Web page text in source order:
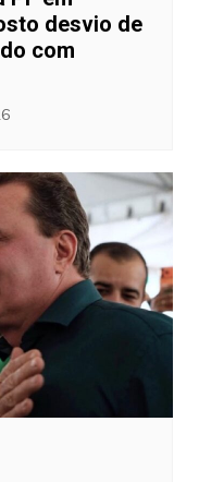
desvio de
com